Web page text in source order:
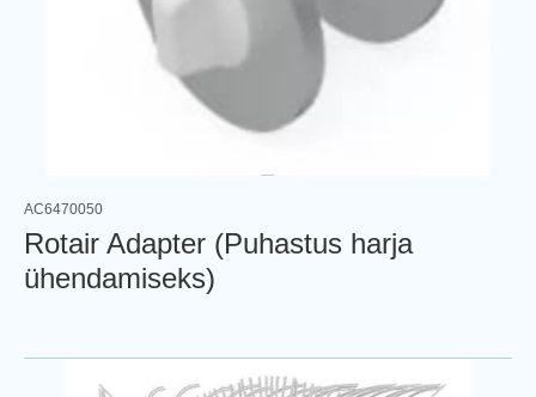
AC6470050
Rotair Adapter (Puhastus harja
ühendamiseks)